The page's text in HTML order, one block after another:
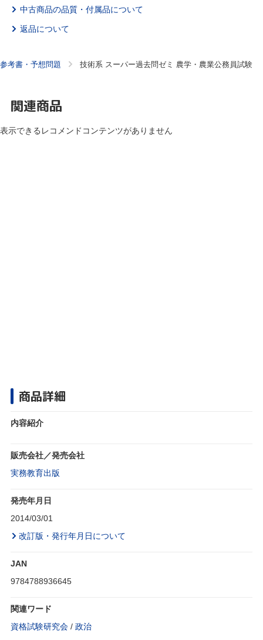
中古商品の品質・付属品について
返品について
考書・予想問題 技術系 スーパー過去問ゼミ 農学・農業公務員試験
関連商品
表示できるレコメンドコンテンツがありません
商品詳細
内容紹介
販売会社／発売会社
実務教育出版
発売年月日
2014/03/01
改訂版・発行年月日について
JAN
9784788936645
関連ワード
資格試験研究会 / 政治